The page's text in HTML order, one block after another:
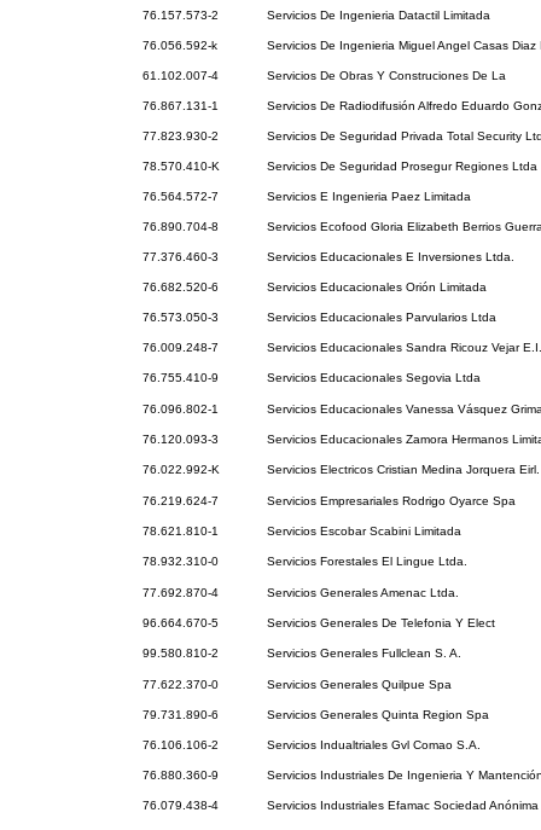
76.157.573-2 Servicios De Ingenieria Datactil Limitada
76.056.592-k Servicios De Ingenieria Miguel Angel Casas Diaz
61.102.007-4 Servicios De Obras Y Construciones De La
76.867.131-1 Servicios De Radiodifusión Alfredo Eduardo
77.823.930-2 Servicios De Seguridad Privada Total Security
78.570.410-K Servicios De Seguridad Prosegur Regiones Ltda
76.564.572-7 Servicios E Ingenieria Paez Limitada
76.890.704-8 Servicios Ecofood Gloria Elizabeth Berrios
77.376.460-3 Servicios Educacionales E Inversiones Ltda.
76.682.520-6 Servicios Educacionales Orión Limitada
76.573.050-3 Servicios Educacionales Parvularios Ltda
76.009.248-7 Servicios Educacionales Sandra Ricouz Vejar
76.755.410-9 Servicios Educacionales Segovia Ltda
76.096.802-1 Servicios Educacionales Vanessa Vásquez
76.120.093-3 Servicios Educacionales Zamora Hermanos
76.022.992-K Servicios Electricos Cristian Medina Jorquera Eirl.
76.219.624-7 Servicios Empresariales Rodrigo Oyarce Spa
78.621.810-1 Servicios Escobar Scabini Limitada
78.932.310-0 Servicios Forestales El Lingue Ltda.
77.692.870-4 Servicios Generales Amenac Ltda.
96.664.670-5 Servicios Generales De Telefonia Y Elect
99.580.810-2 Servicios Generales Fullclean S. A.
77.622.370-0 Servicios Generales Quilpue Spa
79.731.890-6 Servicios Generales Quinta Region Spa
76.106.106-2 Servicios Indualtriales Gvl Comao S.A.
76.880.360-9 Servicios Industriales De Ingenieria Y
76.079.438-4 Servicios Industriales Efamac Sociedad Anónima